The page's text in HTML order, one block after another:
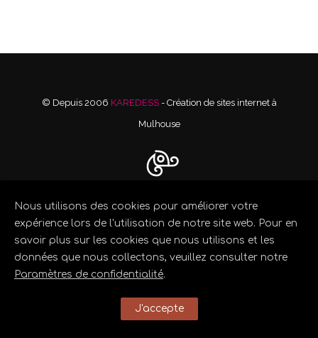
© Depuis 2006 KAREDESS- Création de sites internet à
Mulhouse
Nous utilisons des cookies pour améliorer votre
expérience lors de l'utilisation de notre site web. Pour en
savoir plus sur les cookies que nous utilisons et les
données que nous collectons, veuillez consulter notre
Paramètres de confidentialité.
J'accepte